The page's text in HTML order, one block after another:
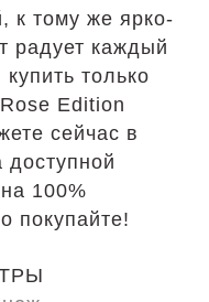
к тому же ярко-
радует каждый
только
Edition
сейчас в
100%
покупайте!